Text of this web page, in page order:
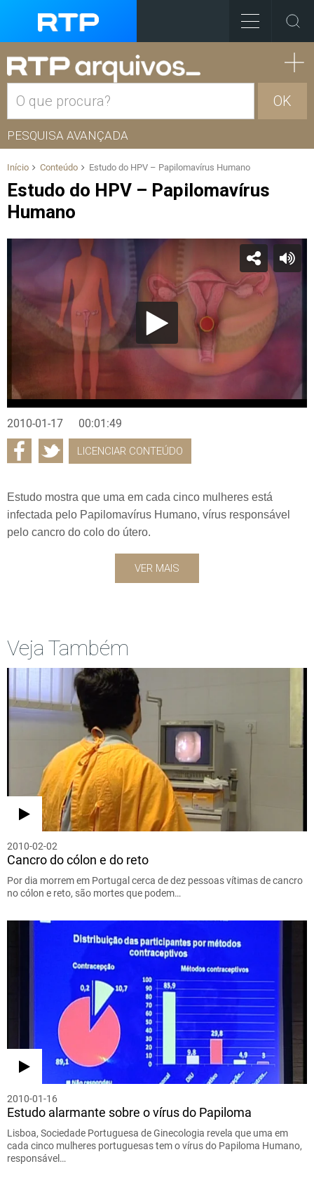
OK
PESQUISA AVANÇADA
Início Conteúdo Estudo do HPV – Papilomavírus Humano
Estudo do HPV – Papilomavírus
Humano
2010-01-17 00:01:49
LICENCIAR CONTEÚDO
Estudo mostra que uma em cada cinco mulheres está
infectada pelo Papilomavírus Humano, vírus responsável
pelo cancro do colo do útero.
VER MAIS
Veja Também
2010-02-02
Cancro do cólon e do reto
Por dia morrem em Portugal cerca de dez pessoas vítimas de cancro
no cólon e reto, são mortes que podem…
2010-01-16
Estudo alarmante sobre o vírus do Papiloma
Lisboa, Sociedade Portuguesa de Ginecologia revela que uma em
cada cinco mulheres portuguesas tem o vírus do Papiloma Humano,
responsável…